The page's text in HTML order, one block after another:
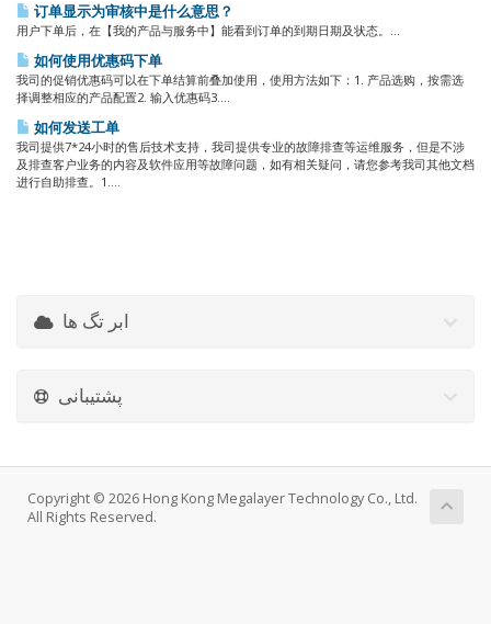
订单显示为审核中是什么意思？
用户下单后，在【我的产品与服务中】能看到订单的到期日期及状态。...
如何使用优惠码下单
我司的促销优惠码可以在下单结算前叠加使用，使用方法如下：1. 产品选购，按需选
择调整相应的产品配置2. 输入优惠码3....
如何发送工单
我司提供7*24小时的售后技术支持，我司提供专业的故障排查等运维服务，但是不涉
及排查客户业务的内容及软件应用等故障问题，如有相关疑问，请您参考我司其他文档
进行自助排查。1....
ابر تگ ها
پشتیبانی
Copyright © 2026 Hong Kong Megalayer Technology Co., Ltd.
All Rights Reserved.